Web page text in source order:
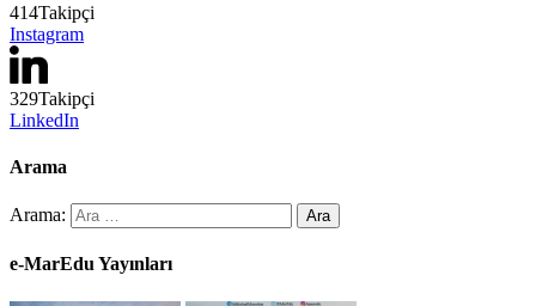
414Takipçi
Instagram
329Takipçi
LinkedIn
Arama
Arama:
e-MarEdu Yayınları